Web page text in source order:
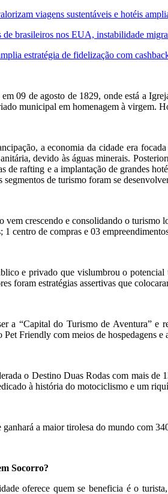
viagens sustentáveis e hotéis
de brasileiros nos EUA, instabilidade
estratégia de fidelização com
09 de agosto de 1829, onde está a
municipal em homenagem à virgem.
a economia da cidade era
devido às águas minerais.
de rafting e a implantação de grandes
segmentos de turismo foram se
vem crescendo e consolidando o turismo
1 centro de compras e 03
e privado que vislumbrou o potencial
foram estratégias assertivas que
a “Capital do Turismo de Aventura” e
Pet Friendly com meios de hospedagens
o Destino Duas Rodas com mais de
à história do motociclismo e um
ganhará a maior tirolesa do mundo com
Socorro?
oferece quem se beneficia é o